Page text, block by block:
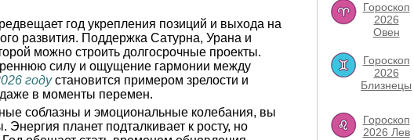
год укрепления позиций и выхода на
развития. Поддержка Сатурна, Урана и
можно строить долгосрочные проекты.
силу и ощущение гармонии между
годустановится примером зрелости и
даже в моменты перемен.
соблазны и эмоциональные колебания, вы
планет подталкивает к росту, но
Гороскоп
2026
Овен
Гороскоп
2026
Близнецы
Гороскоп
2026 Лев